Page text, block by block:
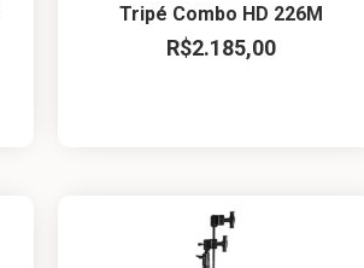
Tripé Combo HD 226M
R$2.185,00